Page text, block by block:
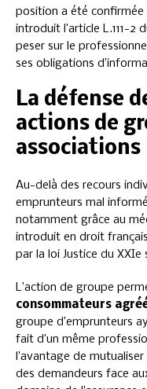
position a été confirmée
introduit l’article L.111-2
peser sur le
ses obligations
La défense
actions de
associations
Au-delà des recours
emprunteurs mal
notamment grâce au
introduit en droit
par la loi Justice du XXIe
L’action de groupe
consommateurs
groupe d’emprunteurs
fait d’un même
l’avantage de
des demandeurs face